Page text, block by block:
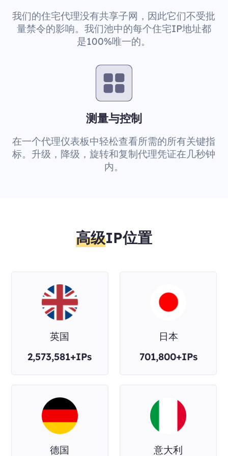
我们的住宅代理没有共享子网，因此它们不受批
量禁令的影响。我们池中的每个住宅IP地址都
是100%唯一的。
测量与控制
在一个代理仪表板中轻松查看所需的所有关键指
标。升级，降级，旋转和复制代理凭证在几秒钟
内。
高级IP位置
英国
2,573,581+IPs
日本
701,800+IPs
德国 意大利